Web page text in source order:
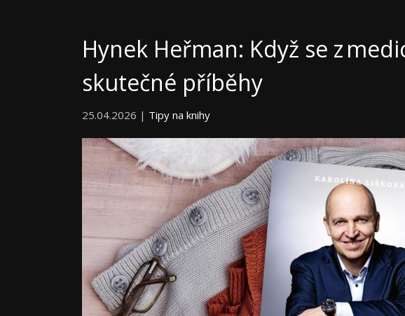
Hynek Heřman: Když se z
skutečné příběhy
25.04.2026 | Tipy na knihy